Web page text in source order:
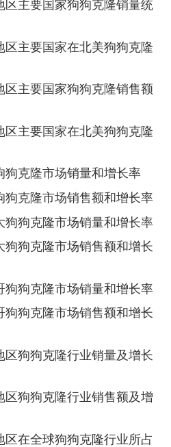
主要国家狗狗克隆销量统
主要国家在北美狗狗克隆
主要国家狗狗克隆销售额
主要国家在北美狗狗克隆
克隆市场销量和增长率
克隆市场销售额和增长率
狗克隆市场销量和增长率
狗克隆市场销售额和增长
狗克隆市场销量和增长率
狗克隆市场销售额和增长
狗狗克隆行业销量及增长
狗狗克隆行业销售额及增
在全球狗狗克隆行业所占